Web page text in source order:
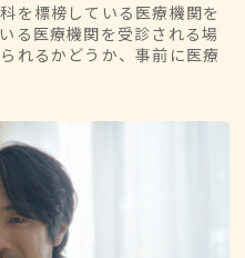
を標榜している医療機関を
る医療機関を受診される場
れるかどうか、事前に医療